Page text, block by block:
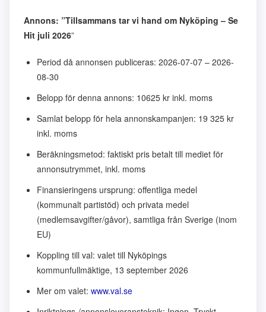
Annons: ”Tillsammans tar vi hand om Nyköping – Se
Hit juli 2026”
Period då annonsen publiceras: 2026-07-07 – 2026-
08-30
Belopp för denna annons: 10625 kr inkl. moms
Samlat belopp för hela annonskampanjen: 19 325 kr
inkl. moms
Beräkningsmetod: faktiskt pris betalt till mediet för
annonsutrymmet, inkl. moms
Finansieringens ursprung: offentliga medel
(kommunalt partistöd) och privata medel
(medlemsavgifter/gåvor), samtliga från Sverige (inom
EU)
Koppling till val: valet till Nyköpings
kommunfullmäktige, 13 september 2026
Mer om valet: www.val.se